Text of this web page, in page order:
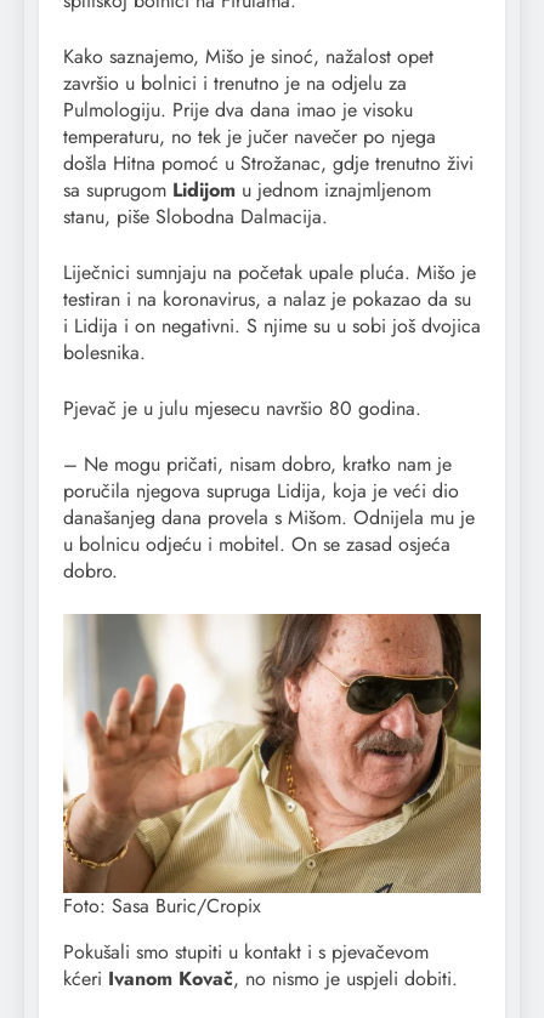
Kako saznajemo, Mišo je sinoć, nažalost opet
završio u bolnici i trenutno je na odjelu za
Pulmologiju. Prije dva dana imao je visoku
temperaturu, no tek je jučer navečer po njega
došla Hitna pomoć u Strožanac, gdje trenutno živi
sa suprugom Lidijom u jednom iznajmljenom
stanu, piše Slobodna Dalmacija.
Liječnici sumnjaju na početak upale pluća. Mišo je
testiran i na koronavirus, a nalaz je pokazao da su
i Lidija i on negativni. S njime su u sobi još dvojica
bolesnika.
Pjevač je u julu mjesecu navršio 80 godina.
– Ne mogu pričati, nisam dobro, kratko nam je
poručila njegova supruga Lidija, koja je veći dio
današanjeg dana provela s Mišom. Odnijela mu je
u bolnicu odjeću i mobitel. On se zasad osjeća
dobro.
Foto: Sasa Buric/Cropix
Pokušali smo stupiti u kontakt i s pjevačevom
kćeri Ivanom Kovač, no nismo je uspjeli dobiti.